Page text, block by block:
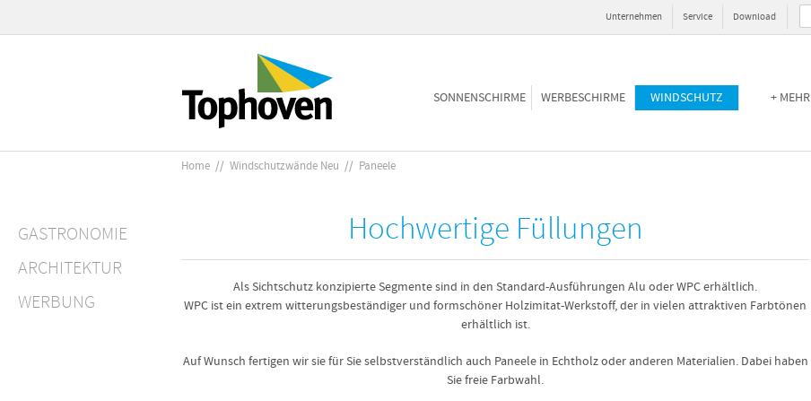
Unternehmen Service Download
SONNENSCHIRME WERBESCHIRME WINDSCHUTZ + MEHR
GASTRONOMIE
ARCHITEKTUR
WERBUNG
Home // Windschutzwände Neu // Paneele
Hochwertige Füllungen
Als Sichtschutz konzipierte Segmente sind in den Standard-Ausführungen Alu oder WPC erhältlich.
WPC ist ein extrem witterungsbeständiger und formschöner Holzimitat-Werkstoff, der in vielen attraktiven Farbtönen
erhältlich ist.
Auf Wunsch fertigen wir sie für Sie selbstverständlich auch Paneele in Echtholz oder anderen Materialien. Dabei haben
Sie freie Farbwahl.